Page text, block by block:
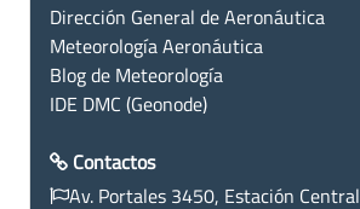
Dirección General de Aeronáutica
Meteorología Aeronáutica
Blog de Meteorología
IDE DMC (Geonode)
Contactos
Av. Portales 3450, Estación Central